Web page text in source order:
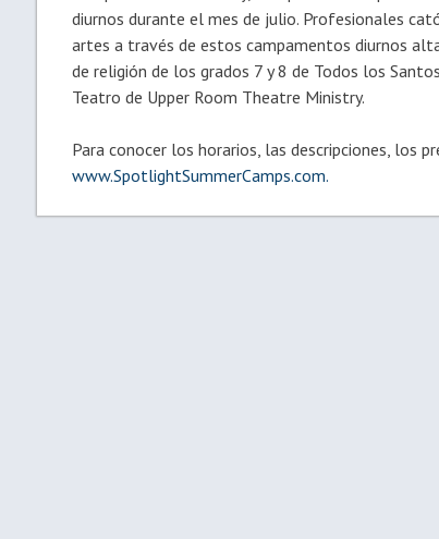
diurnos durante el mes de julio. Profesionales
artes a través de estos campamentos diurnos
de religión de los grados 7 y 8 de Todos los
Teatro de Upper Room Theatre Ministry.
Para conocer los horarios, las descripciones, los
www.SpotlightSummerCamps.com.